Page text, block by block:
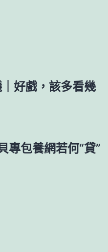
好戲，該多看幾
專包養網若何“貸”